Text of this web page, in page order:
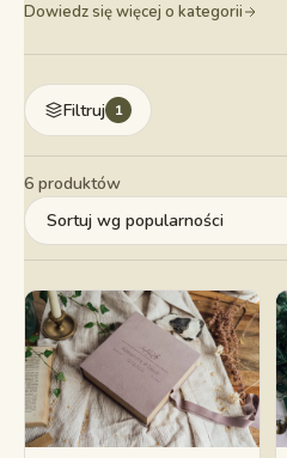
Dowiedz się więcej o kategorii
Filtruj 1
6 produktów